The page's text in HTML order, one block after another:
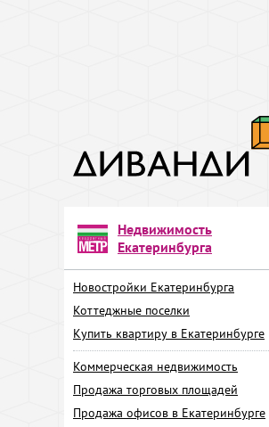
Недвижимость
Екатеринбурга
Новостройки Екатеринбурга
Коттеджные поселки
Купить квартиру в Екатеринбурге
Коммерческая недвижимость
Продажа торговых площадей
Продажа офисов в Екатеринбурге